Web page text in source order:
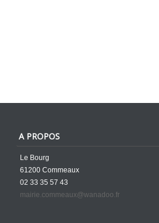
A PROPOS
Le Bourg
61200 Commeaux
02 33 35 57 43
mairie.commeaux@wanadoo.fr